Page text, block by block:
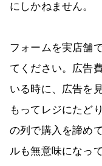
にしかねません。
フォームを実店舗
てください。広告
いる時に、広告を
もってレジにたど
の列で購入を諦め
ルも無意味になっ